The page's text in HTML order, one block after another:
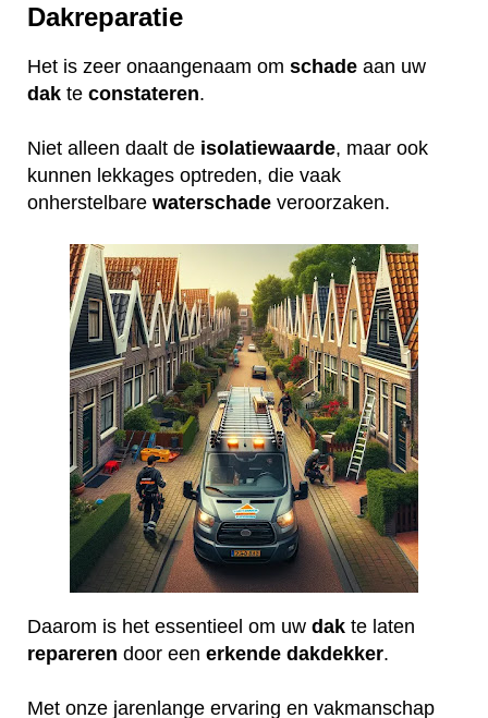
Dakreparatie
Het is zeer onaangenaam om schade aan uw
dak te constateren.
Niet alleen daalt de isolatiewaarde, maar ook
kunnen lekkages optreden, die vaak
onherstelbare waterschade veroorzaken.
Daarom is het essentieel om uw dak te laten
repareren door een erkende dakdekker.
Met onze jarenlange ervaring en vakmanschap